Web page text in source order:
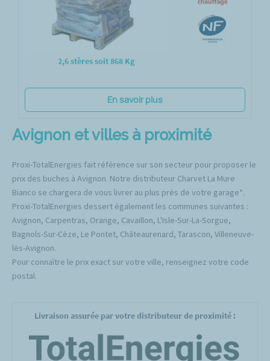
2,6 stères soit 868 Kg
En savoir plus
Avignon et villes à proximité
Proxi-TotalEnergies fait référence sur son secteur pour proposer le
prix des buches à Avignon. Notre distributeur Charvet La Mure
Bianco se chargera de vous livrer au plus près de votre garage*.
Proxi-TotalEnergies dessert également les communes suivantes :
Avignon, Carpentras, Orange, Cavaillon, L'Isle-Sur-La-Sorgue,
Bagnols-Sur-Cèze, Le Pontet, Châteaurenard, Tarascon, Villeneuve-
lès-Avignon.
Pour connaître le prix exact sur votre ville, renseignez votre code
postal.
Livraison assurée par votre distributeur de proximité :